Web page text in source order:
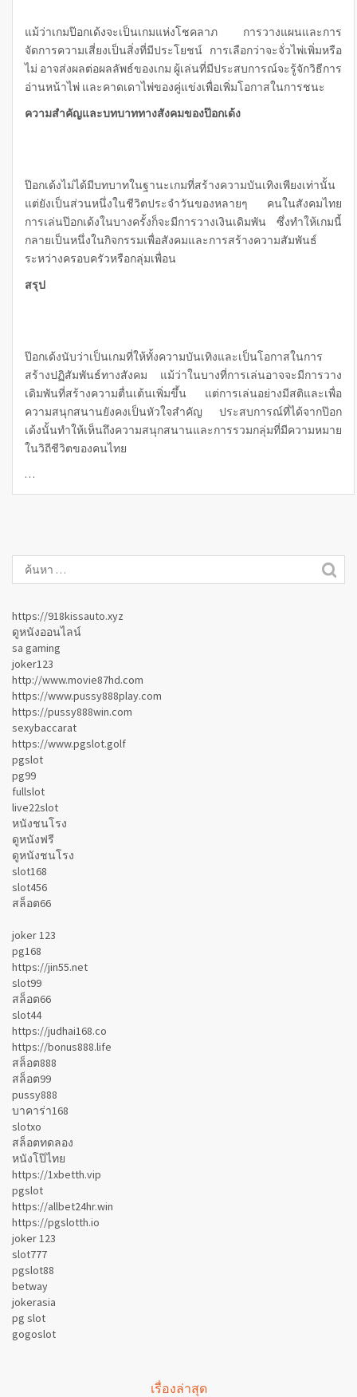
แม้ว่าเกมป๊อกเด้งจะเป็นเกมแห่งโชคลาภ การวางแผนและการ
จัดการความเสี่ยงเป็นสิ่งที่มีประโยชน์ การเลือกว่าจะจั่วไพ่เพิ่มหรือ
ไม่ อาจส่งผลต่อผลลัพธ์ของเกม ผู้เล่นที่มีประสบการณ์จะรู้จักวิธีการ
อ่านหน้าไพ่ และคาดเดาไพ่ของคู่แข่งเพื่อเพิ่มโอกาสในการชนะ
ความสำคัญและบทบาททางสังคมของป๊อกเด้ง
ป๊อกเด้งไม่ได้มีบทบาทในฐานะเกมที่สร้างความบันเทิงเพียงเท่านั้น
แต่ยังเป็นส่วนหนึ่งในชีวิตประจำวันของหลายๆ คนในสังคมไทย
การเล่นป๊อกเด้งในบางครั้งก็จะมีการวางเงินเดิมพัน ซึ่งทำให้เกมนี้
กลายเป็นหนึ่งในกิจกรรมเพื่อสังคมและการสร้างความสัมพันธ์
ระหว่างครอบครัวหรือกลุ่มเพื่อน
สรุป
ป๊อกเด้งนับว่าเป็นเกมที่ให้ทั้งความบันเทิงและเป็นโอกาสในการ
สร้างปฏิสัมพันธ์ทางสังคม แม้ว่าในบางที่การเล่นอาจจะมีการวาง
เดิมพันที่สร้างความตื่นเต้นเพิ่มขึ้น แต่การเล่นอย่างมีสติและเพื่อ
ความสนุกสนานยังคงเป็นหัวใจสำคัญ ประสบการณ์ที่ได้จากป๊อก
เด้งนั้นทำให้เห็นถึงความสนุกสนานและการรวมกลุ่มที่มีความหมาย
ในวิถีชีวิตของคนไทย
…
https://918kissauto.xyz
ดูหนังออนไลน์
sa gaming
joker123
http://www.movie87hd.com
https://www.pussy888play.com
https://pussy888win.com
sexybaccarat
https://www.pgslot.golf
pgslot
pg99
fullslot
live22slot
หนังชนโรง
ดูหนังฟรี
ดูหนังชนโรง
slot168
slot456
สล็อต66
joker 123
pg168
https://jin55.net
slot99
สล็อต66
slot44
https://judhai168.co
https://bonus888.life
สล็อต888
สล็อต99
pussy888
บาคาร่า168
slotxo
สล็อตทดลอง
หนังโป๊ไทย
https://1xbetth.vip
pgslot
https://allbet24hr.win
https://pgslotth.io
joker 123
slot777
pgslot88
betway
jokerasia
pg slot
gogoslot
เรื่องล่าสุด